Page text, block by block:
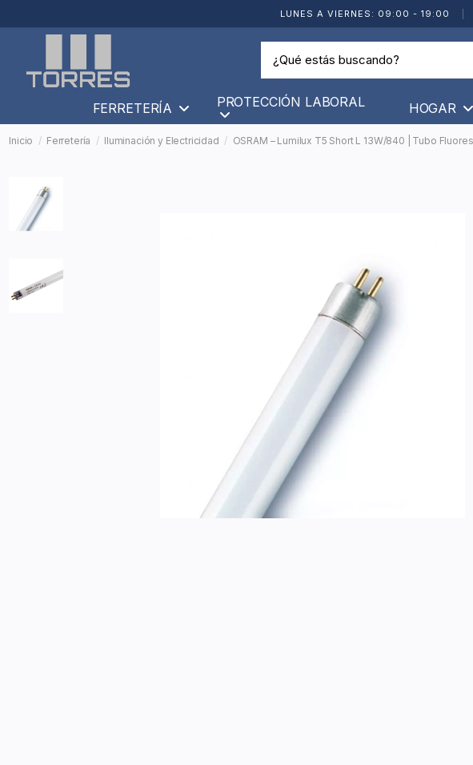
LUNES A VIERNES: 09:00 - 19:00
FERRETERÍA PROTECCIÓN LABORAL HOGAR
Inicio Ferretería Iluminación y Electricidad OSRAM – Lumilux T5 Short L 13W/840 | Tubo